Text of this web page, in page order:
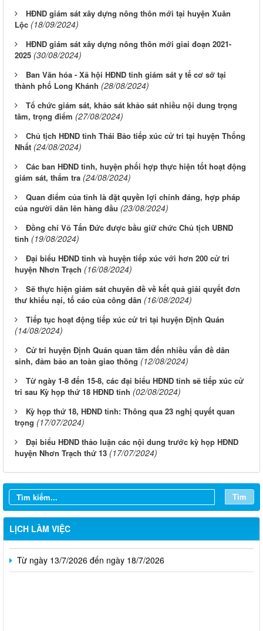
HĐND giám sát xây dựng nông thôn mới tại huyện Xuân
Lộc (18/09/2024)
HĐND giám sát xây dựng nông thôn mới giai đoạn 2021-
2025 (30/08/2024)
Ban Văn hóa - Xã hội HĐND tỉnh giám sát y tế cơ sở tại
thành phố Long Khánh (28/08/2024)
Tổ chức giám sát, khảo sát khảo sát nhiều nội dung trọng
tâm, trọng điểm (27/08/2024)
Chủ tịch HĐND tỉnh Thái Bảo tiếp xúc cử tri tại huyện Thống
Nhất (24/08/2024)
Các ban HĐND tỉnh, huyện phối hợp thực hiện tốt hoạt động
giám sát, thẩm tra (24/08/2024)
Quan điểm của tỉnh là đặt quyền lợi chính đáng, hợp pháp
của người dân lên hàng đầu (23/08/2024)
Đồng chí Võ Tấn Đức được bầu giữ chức Chủ tịch UBND
tỉnh (19/08/2024)
Đại biểu HĐND tỉnh và huyện tiếp xúc với hơn 200 cử tri
huyện Nhơn Trạch (16/08/2024)
Sẽ thực hiện giám sát chuyên đề về kết quả giải quyết đơn
thư khiếu nại, tố cáo của công dân (16/08/2024)
Tiếp tục hoạt động tiếp xúc cử tri tại huyện Định Quán
(14/08/2024)
Cử tri huyện Định Quán quan tâm đến nhiều vấn đề dân
sinh, đảm bảo an toàn giao thông (12/08/2024)
Từ ngày 1-8 đến 15-8, các đại biểu HĐND tỉnh sẽ tiếp xúc cử
tri sau Kỳ họp thứ 18 HĐND tỉnh (02/08/2024)
Kỳ họp thứ 18, HĐND tỉnh: Thông qua 23 nghị quyết quan
trọng (17/07/2024)
Đại biểu HĐND thảo luận các nội dung trước kỳ họp HĐND
huyện Nhơn Trạch thứ 13 (17/07/2024)
Tìm
LỊCH LÀM VIỆC
Từ ngày 10/8/2026 đến ngày 16/8/2026
Từ ngày 27/7/2026 đến ngày 02/8/2026
Từ ngày 20/7/2026 đến ngày 26/7/2026
Từ ngày 13/7/2026 đến ngày 18/7/2026